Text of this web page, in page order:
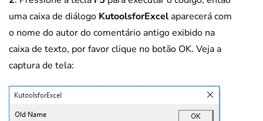
uma caixa de diálogo KutoolsforExcelaparecerá com
o nome do autor do comentário antigo exibido na
caixa de texto, por favor clique no botão OK. Veja a
captura de tela: